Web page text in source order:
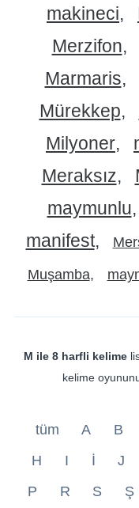
makineci
Merzifon
Marmaris
Mürekkep
Milyoner
Meraksız
maymunlu
manifest
Muşamba
M ile 8 harfli kelime
kelime
tüm A B
H
I İ J
P
R S Ş